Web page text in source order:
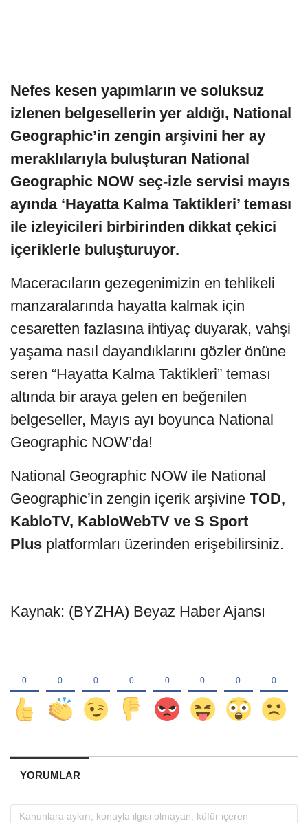
Nefes kesen yapımların ve soluksuz
izlenen belgesellerin yer aldığı, National
Geographic’in zengin arşivini her ay
meraklılarıyla buluşturan National
Geographic NOW seç-izle servisi mayıs
ayında ‘Hayatta Kalma Taktikleri’ teması
ile izleyicileri birbirinden dikkat çekici
içeriklerle buluşturuyor.
Maceracıların gezegenimizin en tehlikeli
manzaralarında hayatta kalmak için
cesaretten fazlasına ihtiyaç duyarak, vahşi
yaşama nasıl dayandıklarını gözler önüne
seren “Hayatta Kalma Taktikleri” teması
altında bir araya gelen en beğenilen
belgeseller, Mayıs ayı boyunca National
Geographic NOW’da!
National Geographic NOW ile National
Geographic’in zengin içerik arşivine TOD,
KabloTV, KabloWebTV ve S Sport
Plus platformları üzerinden erişebilirsiniz.
Kaynak: (BYZHA) Beyaz Haber Ajansı
YORUMLAR